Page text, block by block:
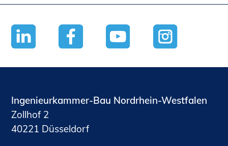
Ingenieurkammer-Bau Nordrhein-Westfalen
Zollhof 2
40221 Düsseldorf